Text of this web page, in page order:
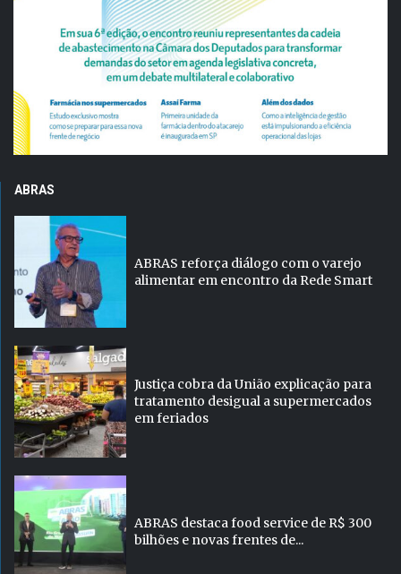
ABRAS
ABRAS reforça diálogo com o varejo
alimentar em encontro da Rede Smart
Justiça cobra da União explicação para
tratamento desigual a supermercados
em feriados
ABRAS destaca food service de R$ 300
bilhões e novas frentes de...